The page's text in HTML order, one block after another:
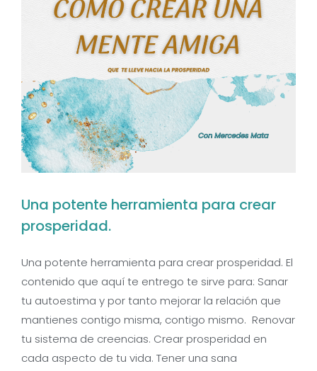
Una potente herramienta para crear
prosperidad.
Una potente herramienta para crear prosperidad. El
contenido que aquí te entrego te sirve para: Sanar
tu autoestima y por tanto mejorar la relación que
mantienes contigo misma, contigo mismo. Renovar
tu sistema de creencias. Crear prosperidad en
cada aspecto de tu vida. Tener una sana